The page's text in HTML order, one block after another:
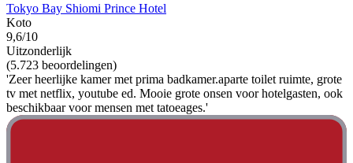
Tokyo Bay Shiomi Prince Hotel
Koto
9,6/10
Uitzonderlijk
(5.723 beoordelingen)
'Zeer heerlijke kamer met prima badkamer.aparte toilet ruimte, grote
tv met netflix, youtube ed. Mooie grote onsen voor hotelgasten, ook
beschikbaar voor mensen met tatoeages.'